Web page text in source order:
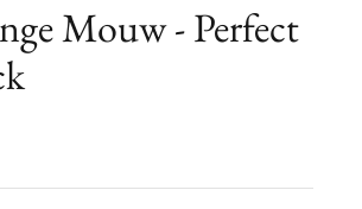
Mouw - Perfect